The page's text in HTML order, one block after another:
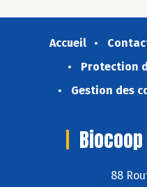
Accueil
Protection
Gestion des
88